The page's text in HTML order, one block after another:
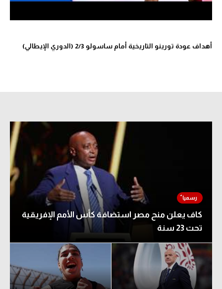
أهداف عودة تورينو التاريخية أمام ساسولو 2/3 (الدوري الإيطالي)
كاف يعلن منح مصر استضافة كأس الأمم الإفريقية
تحت 23 سنة